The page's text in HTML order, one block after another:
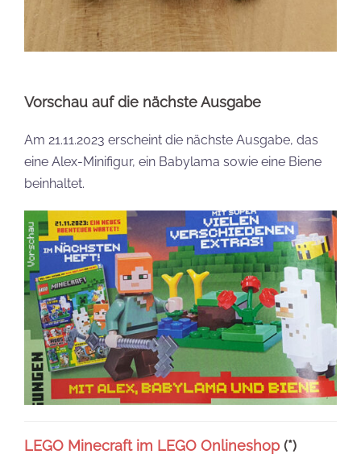
Vorschau auf die nächste Ausgabe
Am 21.11.2023 erscheint die nächste Ausgabe, das
eine Alex-Minifigur, ein Babylama sowie eine Biene
beinhaltet.
LEGO Minecraft im LEGO Onlineshop (*)